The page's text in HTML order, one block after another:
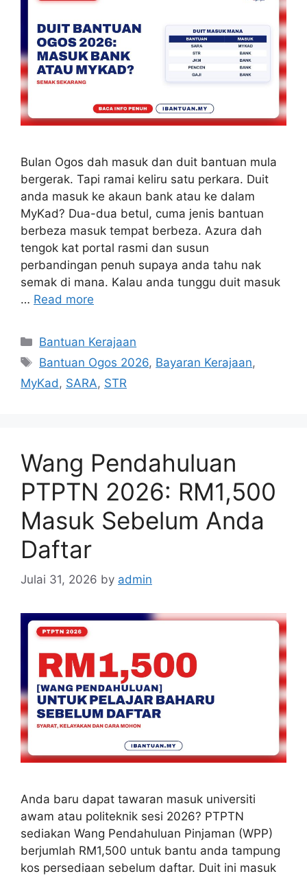
Bulan Ogos dah masuk dan duit bantuan mula
bergerak. Tapi ramai keliru satu perkara. Duit
anda masuk ke akaun bank atau ke dalam
MyKad? Dua-dua betul, cuma jenis bantuan
berbeza masuk tempat berbeza. Azura dah
tengok kat portal rasmi dan susun
perbandingan penuh supaya anda tahu nak
semak di mana. Kalau anda tunggu duit masuk
… Read more
Categories
Bantuan Kerajaan
Tags
Bantuan Ogos 2026, Bayaran Kerajaan,
MyKad , SARA, STR
Wang Pendahuluan
PTPTN 2026: RM1,500
Masuk Sebelum Anda
Daftar
Julai 31, 2026 by admin
Anda baru dapat tawaran masuk universiti
awam atau politeknik sesi 2026? PTPTN
sediakan Wang Pendahuluan Pinjaman (WPP)
berjumlah RM1,500 untuk bantu anda tampung
kos persediaan sebelum daftar. Duit ini masuk